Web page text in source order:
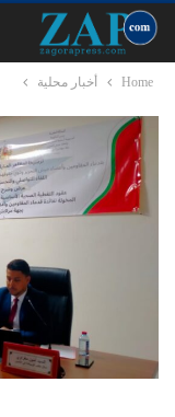
Home أخبار محلية